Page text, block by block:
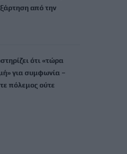
από την
ότι «τώρα
για συμφωνία –
πόλεμος ούτε